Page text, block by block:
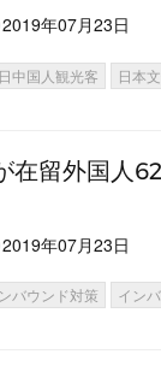
2019年07月23日
中国人観光客 日本
在留外国人
2019年07月23日
バウンド対策 イン